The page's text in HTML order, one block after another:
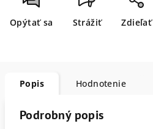
Opýtať sa Strážiť Zdieľať
Popis Hodnotenie
Podrobný popis